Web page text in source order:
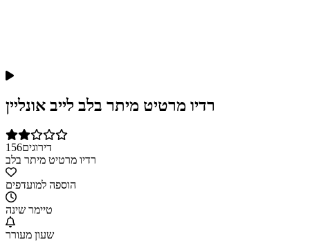
רדיו מרטיט מיתר בלב לייב אונליין
156דירוגים
רדיו מרטיט מיתר בלב
הוספה למועדפים
טיימר שינה
שעון מעורר